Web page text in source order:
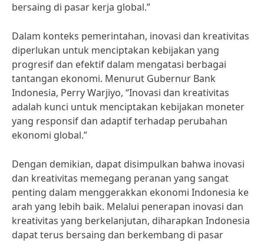
bersaing di pasar kerja global.”
Dalam konteks pemerintahan, inovasi dan kreativitas
diperlukan untuk menciptakan kebijakan yang
progresif dan efektif dalam mengatasi berbagai
tantangan ekonomi. Menurut Gubernur Bank
Indonesia, Perry Warjiyo, “Inovasi dan kreativitas
adalah kunci untuk menciptakan kebijakan moneter
yang responsif dan adaptif terhadap perubahan
ekonomi global.”
Dengan demikian, dapat disimpulkan bahwa inovasi
dan kreativitas memegang peranan yang sangat
penting dalam menggerakkan ekonomi Indonesia ke
arah yang lebih baik. Melalui penerapan inovasi dan
kreativitas yang berkelanjutan, diharapkan Indonesia
dapat terus bersaing dan berkembang di pasar